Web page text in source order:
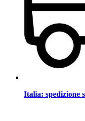
Italia: spedizione